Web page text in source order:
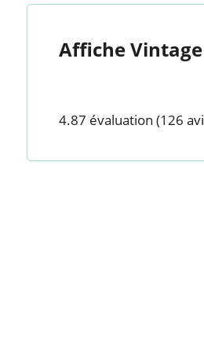
Affiche Vintage
4.87 évaluation (126